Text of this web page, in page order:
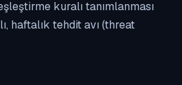
kuralı tanımlanması
haftalık tehdit avı (threat